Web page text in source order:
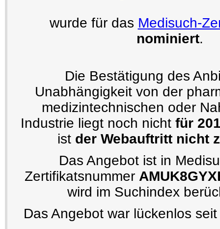
wurde für das Medisuch-
nominiert.
Die Bestätigung des
Unabhängigkeit von der
medizintechnischen oder
Industrie liegt noch nicht für
ist der Webauftritt nicht
Das Angebot ist in
Zertifikatsnummer
wird im Suchindex
Das Angebot war lückenlos